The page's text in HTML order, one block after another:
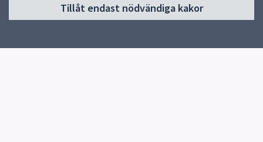
Tillåt endast nödvändiga kakor